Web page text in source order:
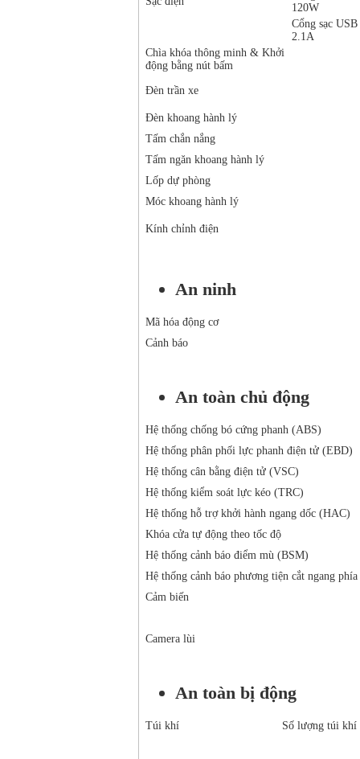
120W
Cổng sạc USB
2.1A
Chìa khóa thông minh & Khởi
động bằng nút bấm
Đèn trần xe
Đèn khoang hành lý
Tấm chắn nắng
Tấm ngăn khoang hành lý
Lốp dự phòng
Móc khoang hành lý
Kính chỉnh điện
An ninh
Mã hóa động cơ
Cảnh báo
An toàn chủ động
Hệ thống chống bó cứng phanh (ABS)
Hệ thống phân phối lực phanh điện tử (EBD)
Hệ thống cân bằng điện tử (VSC)
Hệ thống kiểm soát lực kéo (TRC)
Hệ thống hỗ trợ khởi hành ngang dốc (HAC)
Khóa cửa tự động theo tốc độ
Hệ thống cảnh báo điểm mù (BSM)
Hệ thống cảnh báo phương tiện cắt ngang
Cảm biến
Camera lùi
An toàn bị động
Túi khí Số lượng túi khí